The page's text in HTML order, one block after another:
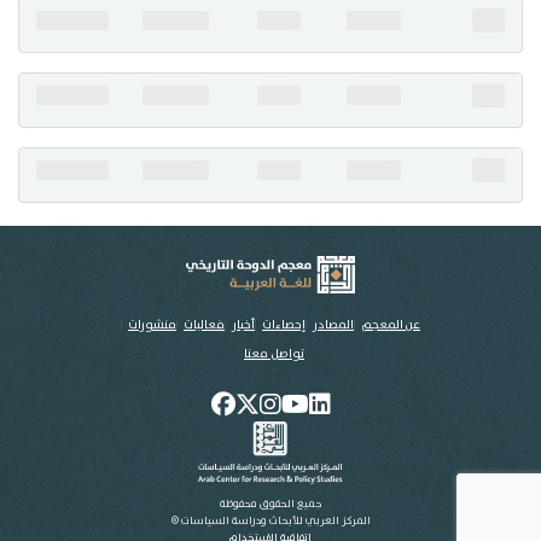
عن المعجم المصادر إحصاءات أخبار فعاليات منشورات
تواصل معنا
جميع الحقوق محفوظة
المركز العربي للأبحاث ودراسة السياسات ©